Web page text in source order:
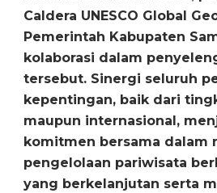
Caldera UNESCO Global
Pemerintah Kabupaten
kolaborasi dalam
tersebut. Sinergi seluruh
kepentingan, baik dari
maupun internasional,
komitmen bersama dalam
pengelolaan pariwisata
yang berkelanjutan serta